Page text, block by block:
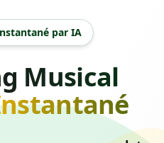
par IA
Musical